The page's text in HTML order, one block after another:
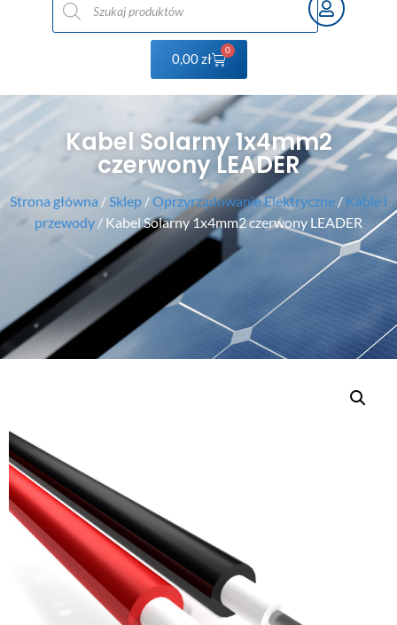
0,00zł
0
Kabel Solarny 1x4mm2
czerwony LEADER
Strona główna / Sklep /Oprzyrządowanie Elektryczne / Kable i
przewody / Kabel Solarny 1x4mm2 czerwony LEADER